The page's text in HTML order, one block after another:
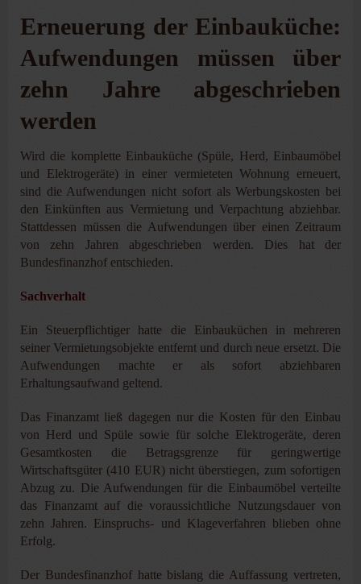
Erneuerung der Einbauküche:
Aufwendungen müssen über
zehn Jahre abgeschrieben
werden
Wird die komplette Einbauküche (Spüle, Herd, Einbaumöbel
und Elektrogeräte) in einer vermieteten Wohnung erneuert,
sind die Aufwendungen nicht sofort als Werbungskosten bei
den Einkünften aus Vermietung und Verpachtung abziehbar.
Stattdessen müssen die Aufwendungen über einen Zeitraum
von zehn Jahren abgeschrieben werden. Dies hat der
Bundesfinanzhof entschieden.
Sachverhalt
Ein Steuerpflichtiger hatte die Einbauküchen in mehreren
seiner Vermietungsobjekte entfernt und durch neue ersetzt. Die
Aufwendungen machte er als sofort abziehbaren
Erhaltungsaufwand geltend.
Das Finanzamt ließ dagegen nur die Kosten für den Einbau
von Herd und Spüle sowie für solche Elektrogeräte, deren
Gesamtkosten die Betragsgrenze für geringwertige
Wirtschaftsgüter (410 EUR) nicht überstiegen, zum sofortigen
Abzug zu. Die Aufwendungen für die Einbaumöbel verteilte
das Finanzamt auf die voraussichtliche Nutzungsdauer von
zehn Jahren. Einspruchs- und Klageverfahren blieben ohne
Erfolg.
Der Bundesfinanzhof hatte bislang die Auffassung vertreten,